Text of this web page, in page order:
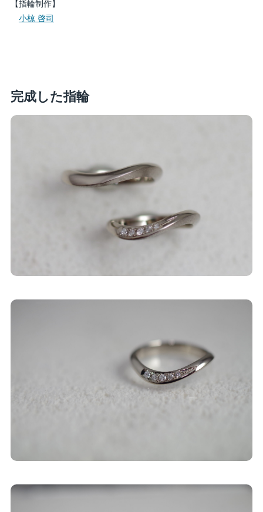
【指輪制作】
小椋 啓司
完成した指輪